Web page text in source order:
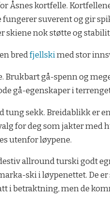
Åsnes kortfelle.
suverent og gir
skiene nok støtte og
bredfjellskimed stor
Brukbart gå-spenn og
gå-egenskaper i
tung sekk. Breidablikk er
for deg som jakter med
utenfor løypene.
allround turski godt
ski i løypenettet. De
i betraktning, men de